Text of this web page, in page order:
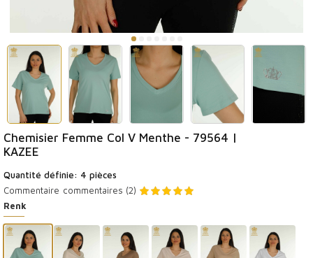
Chemisier Femme Col V Menthe - 79564 |
KAZEE
Quantité définie: 4 pièces
Commentaire commentaires (2)
Renk